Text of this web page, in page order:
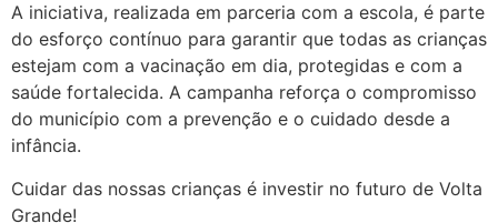
A iniciativa, realizada em parceria com a escola, é parte
do esforço contínuo para garantir que todas as crianças
estejam com a vacinação em dia, protegidas e com a
saúde fortalecida. A campanha reforça o compromisso
do município com a prevenção e o cuidado desde a
infância.
Cuidar das nossas crianças é investir no futuro de Volta
Grande!